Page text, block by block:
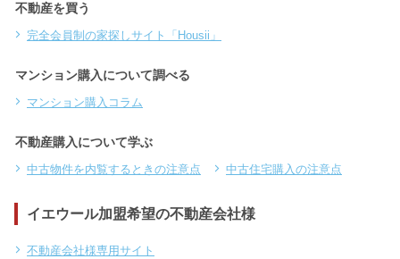
不動産を買う
完全会員制の家探しサイト「Housii」
マンション購入について調べる
マンション購入コラム
不動産購入について学ぶ
中古物件を内覧するときの注意点 中古住宅購入の注意点
イエウール加盟希望の不動産会社様
不動産会社様専用サイト